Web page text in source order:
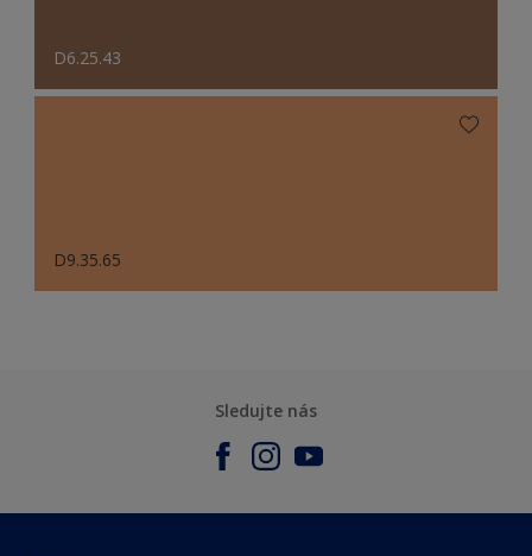
D6.25.43
D9.35.65
Sledujte nás